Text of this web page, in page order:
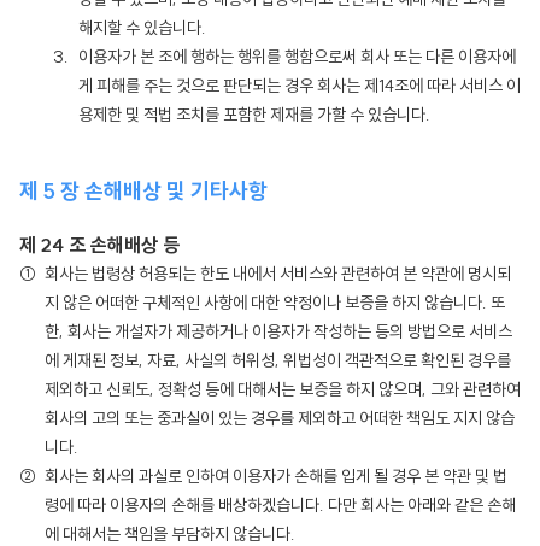
해지할 수 있습니다.
이용자가 본 조에 행하는 행위를 행함으로써 회사 또는 다른 이용자에
게 피해를 주는 것으로 판단되는 경우 회사는 제14조에 따라 서비스 이
용제한 및 적법 조치를 포함한 제재를 가할 수 있습니다.
제 5 장 손해배상 및 기타사항
제 24 조 손해배상 등
회사는 법령상 허용되는 한도 내에서 서비스와 관련하여 본 약관에 명시되
지 않은 어떠한 구체적인 사항에 대한 약정이나 보증을 하지 않습니다. 또
한, 회사는 개설자가 제공하거나 이용자가 작성하는 등의 방법으로 서비스
에 게재된 정보, 자료, 사실의 허위성, 위법성이 객관적으로 확인된 경우를
제외하고 신뢰도, 정확성 등에 대해서는 보증을 하지 않으며, 그와 관련하여
회사의 고의 또는 중과실이 있는 경우를 제외하고 어떠한 책임도 지지 않습
니다.
회사는 회사의 과실로 인하여 이용자가 손해를 입게 될 경우 본 약관 및 법
령에 따라 이용자의 손해를 배상하겠습니다. 다만 회사는 아래와 같은 손해
에 대해서는 책임을 부담하지 않습니다.